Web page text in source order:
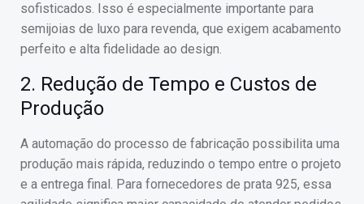
sofisticados. Isso é especialmente importante para
semijoias de luxo para revenda, que exigem acabamento
perfeito e alta fidelidade ao design.
2. Redução de Tempo e Custos de
Produção
A automação do processo de fabricação possibilita uma
produção mais rápida, reduzindo o tempo entre o projeto
e a entrega final. Para fornecedores de prata 925, essa